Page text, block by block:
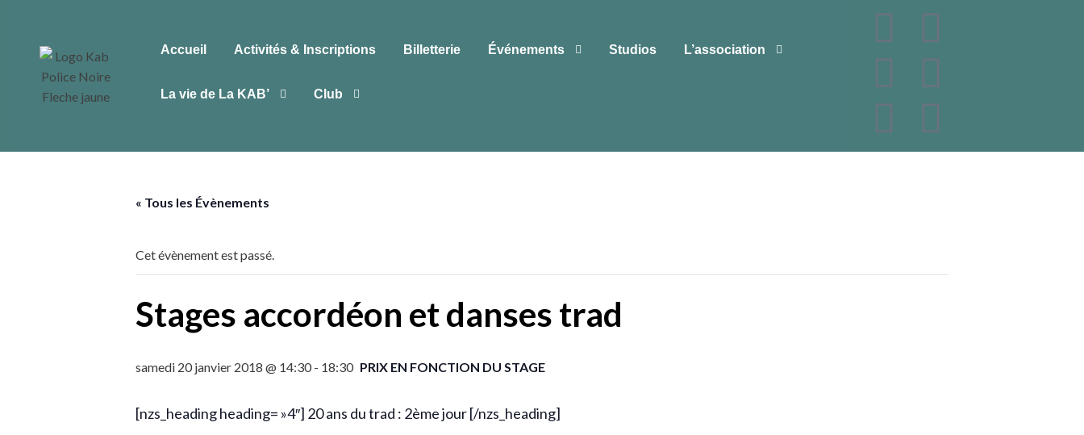
Accueil Activités & Inscriptions Billetterie Événements Studios L’association
La vie de La KAB’ Club
« Tous les Évènements
Cet évènement est passé.
Stages accordéon et danses trad
samedi 20 janvier 2018 @ 14:30- 18:30 PRIX EN FONCTION DU STAGE
[nzs_heading heading= »4″] 20 ans du trad : 2ème jour [/nzs_heading]